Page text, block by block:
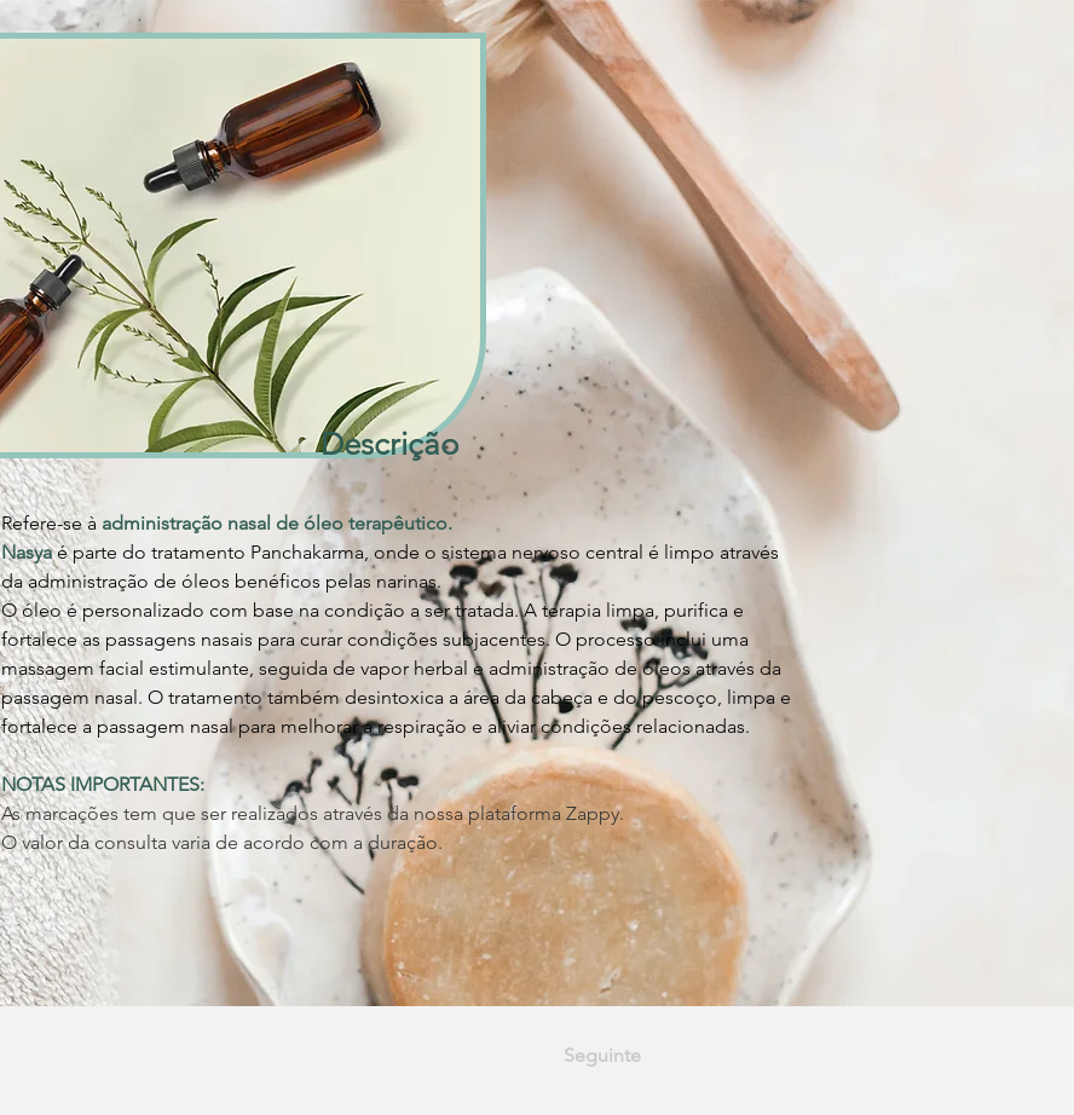
Descrição
Refere-se à administração nasal de óleo terapêutico.
Nasya é parte do tratamento Panchakarma, onde o sistema nervoso central é limpo através
da administração de óleos benéficos pelas narinas.
O óleo é personalizado com base na condição a ser tratada. A terapia limpa, purifica e
fortalece as passagens nasais para curar condições subjacentes. O processo inclui uma
massagem facial estimulante, seguida de vapor herbal e administração de óleos através da
passagem nasal. O tratamento também desintoxica a área da cabeça e do pescoço, limpa e
fortalece a passagem nasal para melhorar a respiração e aliviar condições relacionadas.
NOTAS IMPORTANTES:
As marcações tem que ser realizados através da nossa plataforma Zappy.
O valor da consulta varia de acordo com a duração.
Seguinte